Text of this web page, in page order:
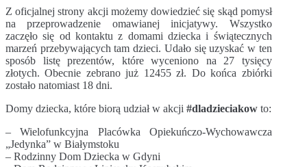
Z oficjalnej strony akcji możemy dowiedzieć się skąd pomysł
na przeprowadzenie omawianej inicjatywy. Wszystko
zaczęło się od kontaktu z domami dziecka i świątecznych
marzeń przebywających tam dzieci. Udało się uzyskać w ten
sposób listę prezentów, które wyceniono na 27 tysięcy
złotych. Obecnie zebrano już 12455 zł. Do końca zbiórki
zostało natomiast 18 dni.
Domy dziecka, które biorą udział w akcji #dladzieciakow to:
– Wielofunkcyjna Placówka Opiekuńczo-Wychowawcza
„Jedynka” w Białymstoku
– Rodzinny Dom Dziecka w Gdyni